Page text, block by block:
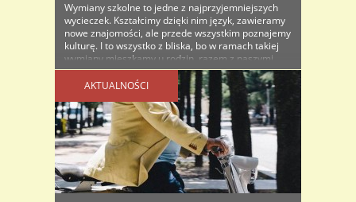
Wymiany szkolne to jedne z najprzyjemniejszych
wycieczek. Kształcimy dzięki nim język, zawieramy
nowe znajomości, ale przede wszystkim poznajemy
kulturę. I to wszystko z bliska, bo w ramach takiej
wymiany mieszkamy u rodzin, razem z naszymi
rówieśnikami. Tak też było i tym razem, kiedy grupa
10 naszych licealistów wraz z paniami : Małgorzatą
AKTUALNOŚCI